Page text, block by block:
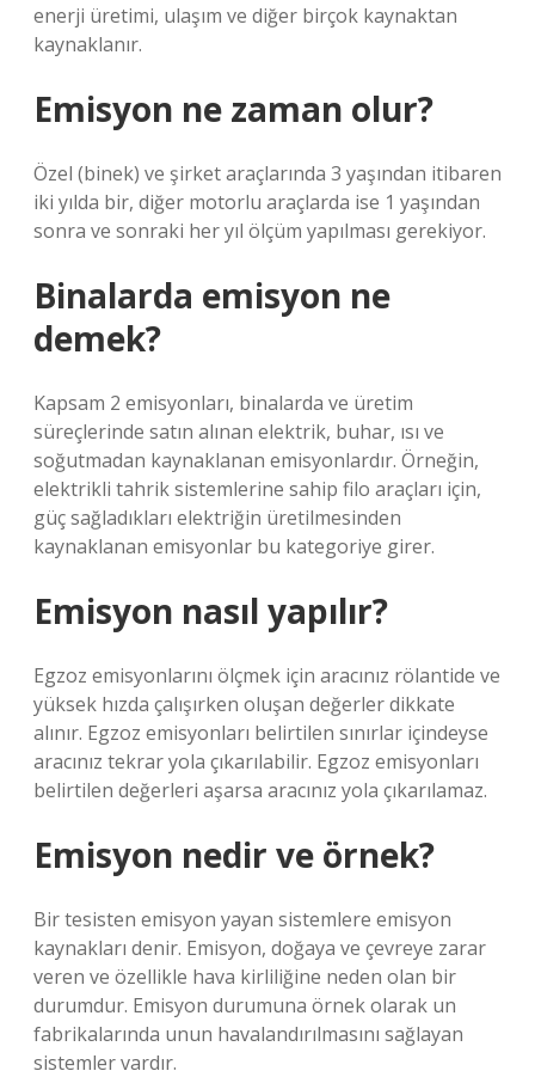
enerji üretimi, ulaşım ve diğer birçok kaynaktan
kaynaklanır.
Emisyon ne zaman olur?
Özel (binek) ve şirket araçlarında 3 yaşından itibaren
iki yılda bir, diğer motorlu araçlarda ise 1 yaşından
sonra ve sonraki her yıl ölçüm yapılması gerekiyor.
Binalarda emisyon ne
demek?
Kapsam 2 emisyonları, binalarda ve üretim
süreçlerinde satın alınan elektrik, buhar, ısı ve
soğutmadan kaynaklanan emisyonlardır. Örneğin,
elektrikli tahrik sistemlerine sahip filo araçları için,
güç sağladıkları elektriğin üretilmesinden
kaynaklanan emisyonlar bu kategoriye girer.
Emisyon nasıl yapılır?
Egzoz emisyonlarını ölçmek için aracınız rölantide ve
yüksek hızda çalışırken oluşan değerler dikkate
alınır. Egzoz emisyonları belirtilen sınırlar içindeyse
aracınız tekrar yola çıkarılabilir. Egzoz emisyonları
belirtilen değerleri aşarsa aracınız yola çıkarılamaz.
Emisyon nedir ve örnek?
Bir tesisten emisyon yayan sistemlere emisyon
kaynakları denir. Emisyon, doğaya ve çevreye zarar
veren ve özellikle hava kirliliğine neden olan bir
durumdur. Emisyon durumuna örnek olarak un
fabrikalarında unun havalandırılmasını sağlayan
sistemler vardır.